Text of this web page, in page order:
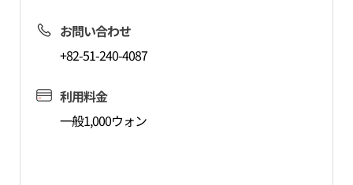
お問い合わせ
+82-51-240-4087
利用料金
一般1,000ウォン